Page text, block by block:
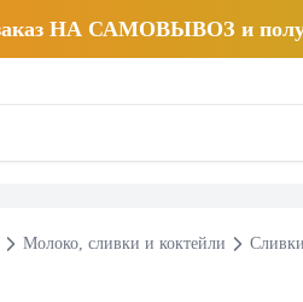
НА САМОВЫВОЗ и
Молоко, сливки и коктейли Сливки